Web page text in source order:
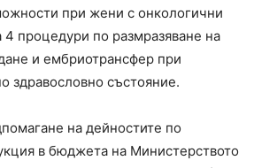
при жени с онкологични
4 процедури по размразяване на
и ембриотрансфер при
здравословно състояние.
на дейностите по
в бюджета на Министерството